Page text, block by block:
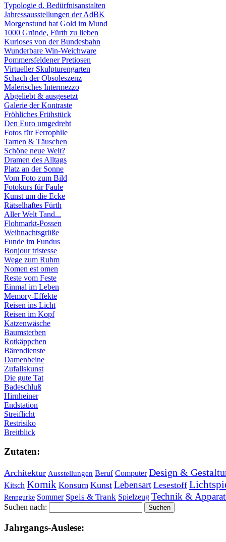
Typologie d. Bedürfnisanstalten
Jahressausstellungen der AdBK
Morgenstund hat Gold im Mund
1000 Gründe, Fürth zu lieben
Kurioses von der Bundesbahn
Wunderbare Win-Weichware
Pommersfeldener Pretiosen
Virtueller Skulpturengarten
Schach der Obsoleszenz
Malerisches Intermezzo
Abgeliebt & ausgesetzt
Galerie der Kontraste
Fröhliches Frühstück
Den Euro umgedreht
Fotos für Ferrophile
Tarnen & Täuschen
Schöne neue Welt?
Dramen des Alltags
Platz an der Sonne
Vom Foto zum Bild
Fotokurs für Faule
Kunst um die Ecke
Rätselhaftes Fürth
Aller Welt Tand...
Flohmarkt-Possen
Weihnachtsgrüße
Funde im Fundus
Bonjour tristesse
Wege zum Ruhm
Nomen est omen
Reste vom Feste
Einmal im Leben
Memory-Effekte
Reisen ins Licht
Reisen im Kopf
Katzenwäsche
Baumsterben
Rotkäppchen
Bärendienste
Damenbeine
Zufallskunst
Die gute Tat
Badeschluß
Hirnheiner
Endstation
Streiflicht
Restrisiko
Breitblick
Zu­ta­ten:
Architektur Ausstellungen Beruf Computer Design &
Kitsch Komik Konsum Kunst Lebensart Lesestoff
Renngurke Sommer Speis & Trank Spielzeug Technik &
Suchen nach:
Jahr­gangs-Aus­le­se: